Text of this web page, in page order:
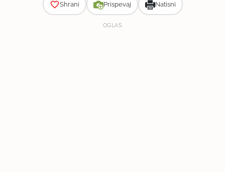
Shrani Prispevaj Natisni
OGLAS